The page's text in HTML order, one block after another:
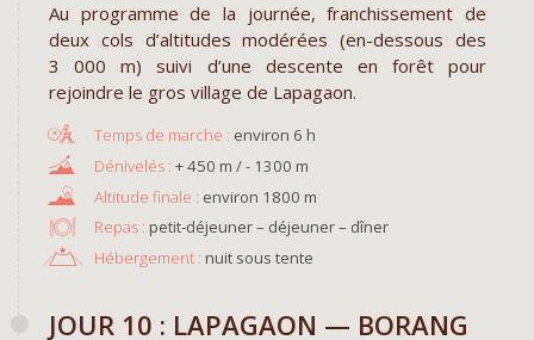
Au programme de la journée, franchissement de
deux cols d’altitudes modérées (en-dessous des
3 000 m) suivi d’une descente en forêt pour
rejoindre le gros village de Lapagaon.
environ 6 h
+ 450 m / - 1300 m
environ 1800 m
Repas : petit-déjeuner – déjeuner – dîner
Hébergement : nuit sous tente
JOUR 10 : LAPAGAON — BORANG